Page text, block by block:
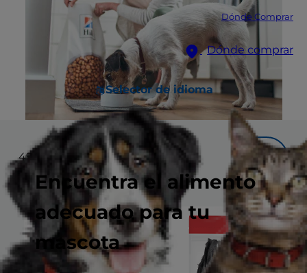
Dónde Comprar
Dónde comprar
Selector de idioma
Encuentra el alimento
adecuado para tu
mascota
49 resultados
Filtrar